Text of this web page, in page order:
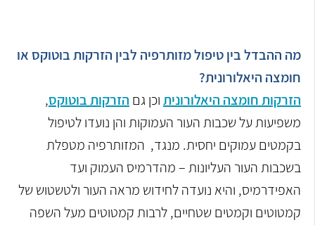
מה ההבדל בין טיפול מזותרפיה לבין הזרקות בוטוקס או
חומצה היאלורונית?
הזרקות חומצה היאלורוניתוכן גם הזרקות בוטוקס,
משפיעות על שכבות העור העמוקות והן נועדו לטיפול
בקמטים עמוקים יחסית. מנגד, המזותרפיה מטפלת
בשכבות העור העליונות – מהדרמיס העמוק ועד
האפידרמיס, והיא נועדה לחידוש מראה העור ולטשטוש של
קמטוטים וקמטים שטחיים, לרבות קמטוטים מעל השפה